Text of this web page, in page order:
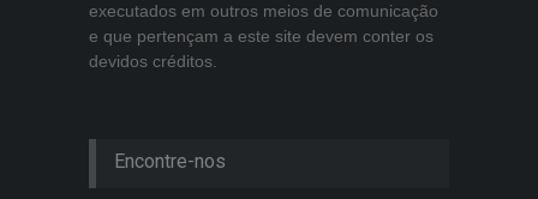
executados em outros meios de comunicação
e que pertençam a este site devem conter os
devidos créditos.
Encontre-nos